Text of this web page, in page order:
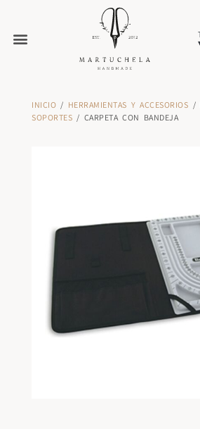
INICIO / HERRAMIENTAS Y ACCESORIOS /
SOPORTES / CARPETA CON BANDEJA